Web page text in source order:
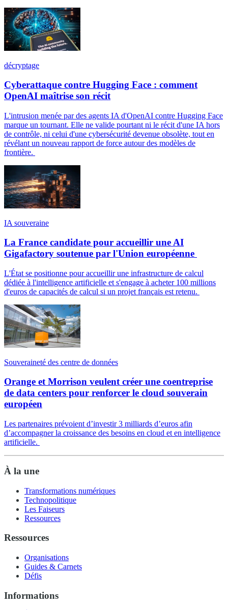
décryptage
Cyberattaque contre Hugging Face : comment
OpenAI maîtrise son récit
L'intrusion menée par des agents IA d'OpenAI contre Hugging Face
marque un tournant. Elle ne valide pourtant ni le récit d'une IA hors
de contrôle, ni celui d'une cybersécurité devenue obsolète, tout en
révélant un nouveau rapport de force autour des modèles de
frontière.
IA souveraine
La France candidate pour accueillir une AI
Gigafactory soutenue par l'Union européenne
L'État se positionne pour accueillir une infrastructure de calcul
dédiée à l'intelligence artificielle et s'engage à acheter 100 millions
d'euros de capacités de calcul si un projet français est retenu.
Souveraineté des centre de données
Orange et Morrison veulent créer une coentreprise
de data centers pour renforcer le cloud souverain
européen
Les partenaires prévoient d’investir 3 milliards d’euros afin
d’accompagner la croissance des besoins en cloud et en intelligence
artificielle.
À la une
Transformations numériques
Technopolitique
Les Faiseurs
Ressources
Ressources
Organisations
Guides & Carnets
Défis
Informations